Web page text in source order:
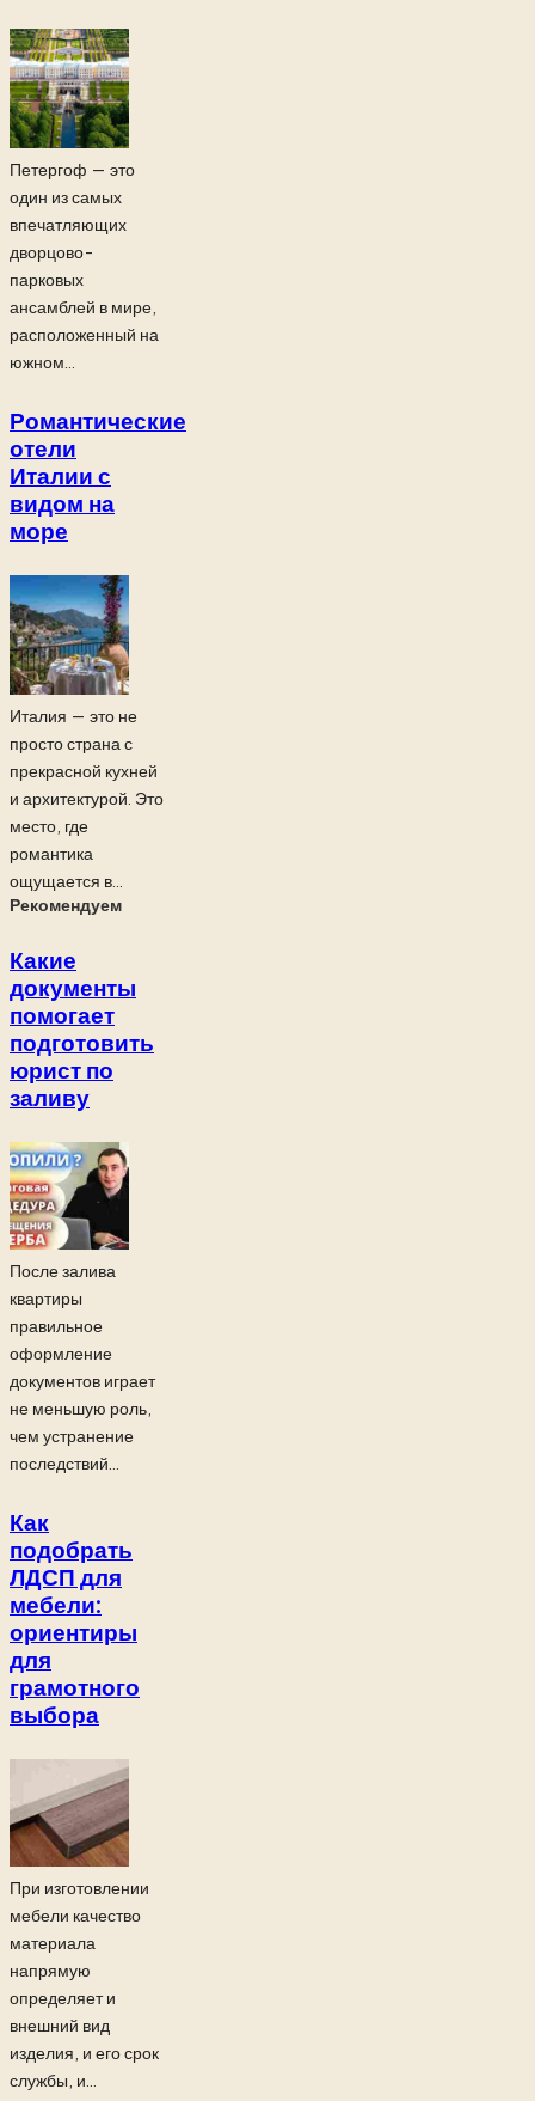
Петергоф — это
один из самых
впечатляющих
дворцово-
парковых
ансамблей в мире,
расположенный на
южном...
Романтические
отели
Италии с
видом на
море
Италия — это не
просто страна с
прекрасной кухней
и архитектурой. Это
место, где
романтика
ощущается в...
Рекомендуем
Какие
документы
помогает
подготовить
юрист по
заливу
После залива
квартиры
правильное
оформление
документов играет
не меньшую роль,
чем устранение
последствий...
Как
подобрать
ЛДСП для
мебели:
ориентиры
для
грамотного
выбора
При изготовлении
мебели качество
материала
напрямую
определяет и
внешний вид
изделия, и его срок
службы, и...